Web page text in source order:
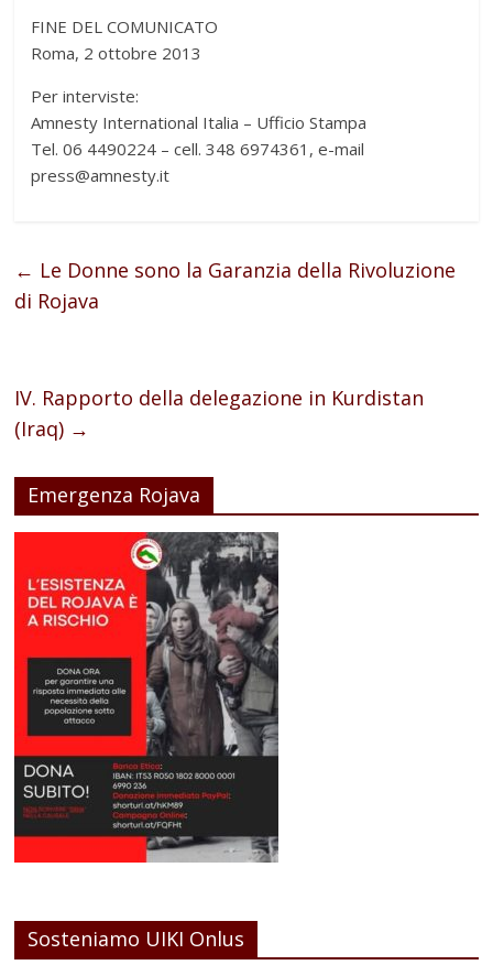
FINE DEL COMUNICATO
Roma, 2 ottobre 2013
Per interviste:
Amnesty International Italia – Ufficio Stampa
Tel. 06 4490224 – cell. 348 6974361, e-mail
press@amnesty.it
← Le Donne sono la Garanzia della Rivoluzione
di Rojava
IV. Rapporto della delegazione in Kurdistan
(Iraq) →
Emergenza Rojava
Sosteniamo UIKI Onlus